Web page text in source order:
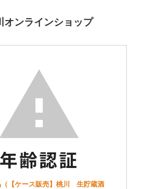
オンラインショップ
（【ケース販売】桃川 生貯蔵酒